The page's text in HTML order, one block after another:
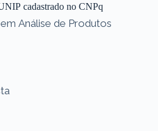
cadastrado no CNPq
Análise de Produtos